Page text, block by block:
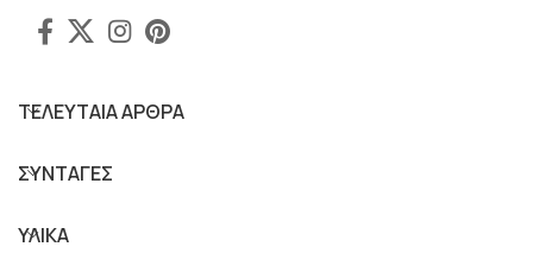
ΤΕΛΕΥΤΑΙΑ ΑΡΘΡΑ
ΣΥΝΤΑΓΕΣ
ΥΛΙΚΑ